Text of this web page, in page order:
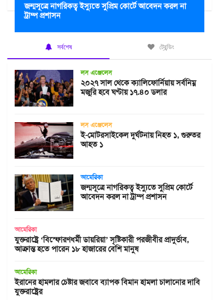
জন্মসূত্রে নাগরিকত্ব ইস্যুতে সুপ্রিম কোর্টে আবেদন করল না
ট্রাম্প প্রশাসন
সর্বশেষ ট্রেন্ডিং
লস এঞ্জেলেস
২০২৭ সাল থেকে ক্যালিফোর্নিয়ায় সর্বনিম্ন
মজুরি হবে ঘণ্টায় ১৭.৪০ ডলার
লস এঞ্জেলেস
ই-মোটরসাইকেল দুর্ঘটনায় নিহত ১, গুরুতর
আহত ১
আমেরিকা
জন্মসূত্রে নাগরিকত্ব ইস্যুতে সুপ্রিম কোর্টে
আবেদন করল না ট্রাম্প প্রশাসন
আমেরিকা
যুক্তরাষ্ট্রে ‘বিস্ফোরণধর্মী ডায়রিয়া’ সৃষ্টিকারী পরজীবীর প্রাদুর্ভাব,
আক্রান্ত হতে পারেন ১৮ হাজারের বেশি মানুষ
আমেরিকা
ইরানের হামলার চেষ্টার জবাবে ব্যাপক বিমান হামলা চালানোর দাবি
যুক্তরাষ্ট্রের